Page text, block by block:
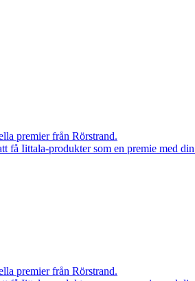
premier från Rörstrand.
få Iittala-produkter som en premie med
premier från Rörstrand.